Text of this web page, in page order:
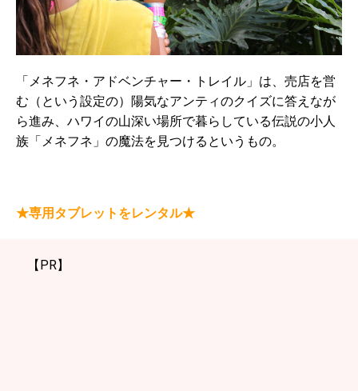
「メネフネ・アドベンチャー・トレイル」は、売店を営
む（という設定の）陽気なアンティのクイズに答えなが
ら進み、ハワイの山深い場所で暮らしている伝説の小人
族「メネフネ」の魔法を見つけるというもの。
★専用タブレットをレンタル★
【PR】